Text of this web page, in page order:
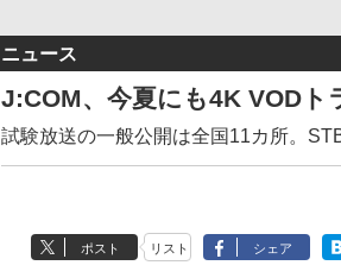
ニュース
J:COM、今夏にも4K VODト
試験放送の一般公開は全国11カ所。
ポスト リスト シェア